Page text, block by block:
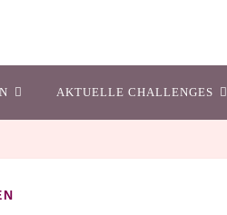
AKTUELLE CHALLENGES